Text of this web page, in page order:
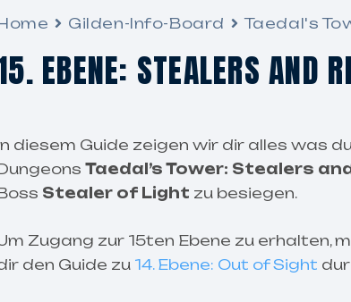
Gilden-Info-Board Taedal's
EBENE: STEALERS AND
diesem Guide zeigen wir dir alles was
Taedal’s Tower: Stealers
Stealer of Light zu besiegen.
Zugang zur 15ten Ebene zu erhalten,
den Guide zu 14. Ebene: Out of Sight